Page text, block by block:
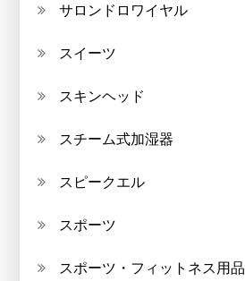
サロンドロワイヤル
スイーツ
スキンヘッド
スチーム式加湿器
スピークエル
スポーツ
スポーツ・フィットネス用品